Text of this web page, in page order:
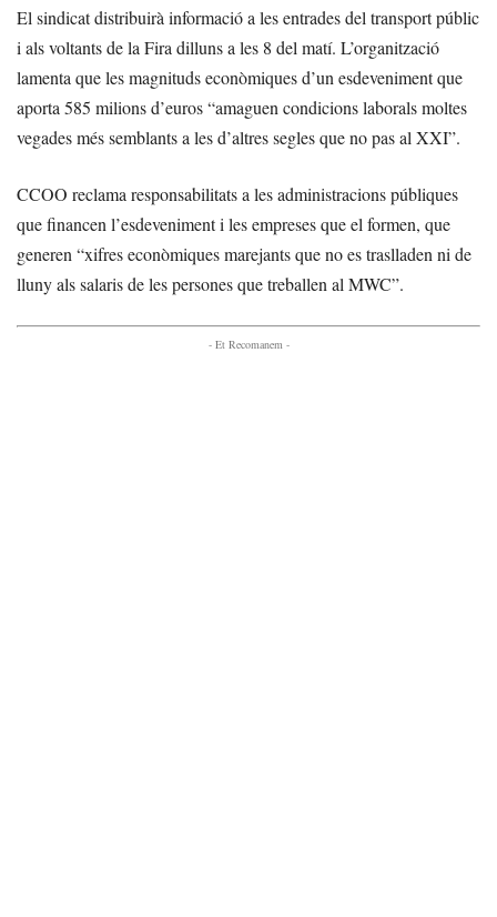
El sindicat distribuirà informació a les entrades del transport públic
i als voltants de la Fira dilluns a les 8 del matí. L’organització
lamenta que les magnituds econòmiques d’un esdeveniment que
aporta 585 milions d’euros “amaguen condicions laborals moltes
vegades més semblants a les d’altres segles que no pas al XXI”.
CCOO reclama responsabilitats a les administracions públiques
que financen l’esdeveniment i les empreses que el formen, que
generen “xifres econòmiques marejants que no es traslladen ni de
lluny als salaris de les persones que treballen al MWC”.
- Et Recomanem -